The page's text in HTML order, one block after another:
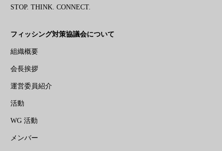
STOP. THINK. CONNECT.
フィッシング対策協議会について
組織概要
会長挨拶
運営委員紹介
活動
WG 活動
メンバー